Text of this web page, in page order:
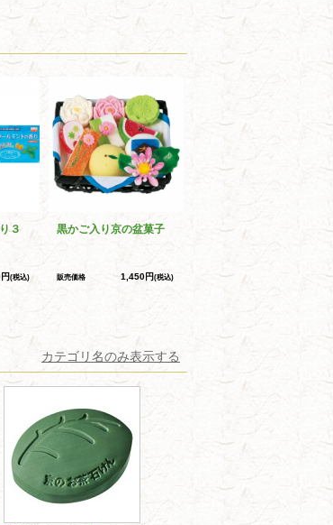
３
(税込)
黒かご入り京の盆菓子
販売価格 1,450円(税込)
カテゴリ名のみ表示する